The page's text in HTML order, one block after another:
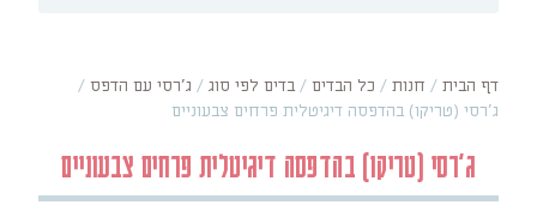
דף הבית / חנות / כל הבדים /בדים לפי סוג / ג'רסי עם הדפס /
ג'רסי (טריקו) בהדפסה דיגיטלית פרחים צבעוניים
ג'רסי (טריקו) בהדפסה דיגיטלית פרחים צבעוניים